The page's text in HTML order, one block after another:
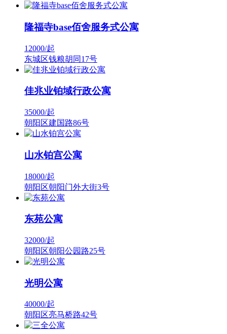
隆福寺base佰舍服务式公寓
12000/起
东城区钱粮胡同17号
佳兆业铂域行政公寓
35000/起
朝阳区建国路86号
山水铂宫公寓
18000/起
朝阳区朝阳门外大街3号
东苑公寓
32000/起
朝阳区朝阳公园路25号
光明公寓
40000/起
朝阳区亮马桥路42号